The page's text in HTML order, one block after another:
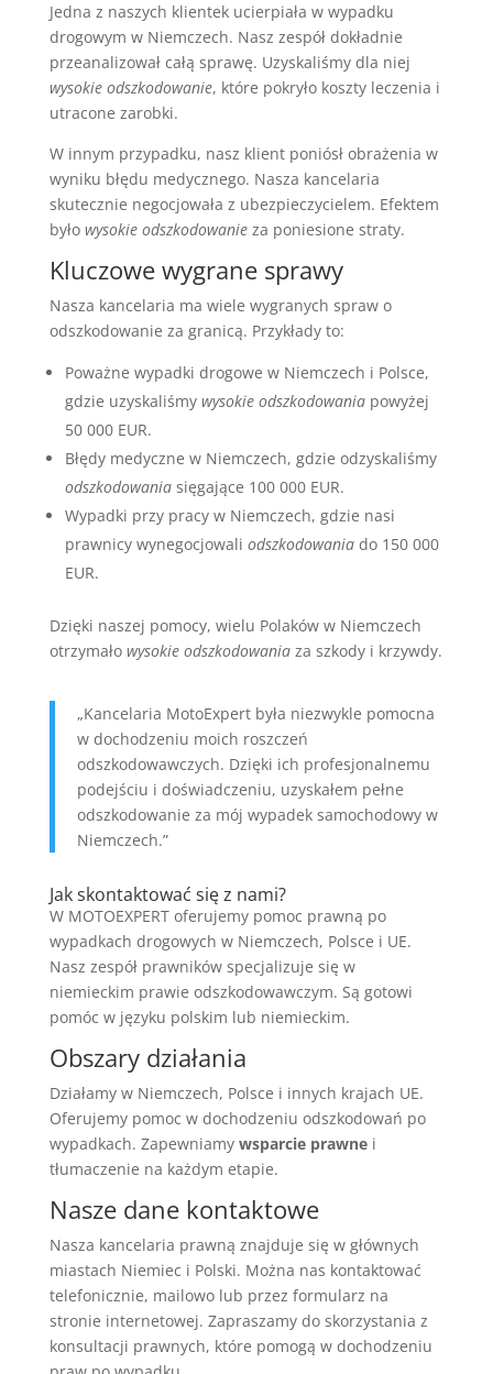
Jedna z naszych klientek ucierpiała w wypadku
drogowym w Niemczech. Nasz zespół dokładnie
przeanalizował całą sprawę. Uzyskaliśmy dla niej
wysokie odszkodowanie, które pokryło koszty leczenia i
utracone zarobki.
W innym przypadku, nasz klient poniósł obrażenia w
wyniku błędu medycznego. Nasza kancelaria
skutecznie negocjowała z ubezpieczycielem. Efektem
było wysokie odszkodowanieza poniesione straty.
Kluczowe wygrane sprawy
Nasza kancelaria ma wiele wygranych spraw o
odszkodowanie za granicą. Przykłady to:
Poważne wypadki drogowe w Niemczech i Polsce,
gdzie uzyskaliśmy wysokie odszkodowaniapowyżej
50 000 EUR.
Błędy medyczne w Niemczech, gdzie odzyskaliśmy
odszkodowaniasięgające 100 000 EUR.
Wypadki przy pracy w Niemczech, gdzie nasi
prawnicy wynegocjowali odszkodowaniado 150 000
EUR.
Dzięki naszej pomocy, wielu Polaków w Niemczech
otrzymało wysokie odszkodowaniaza szkody i krzywdy.
„Kancelaria MotoExpert była niezwykle pomocna
w dochodzeniu moich roszczeń
odszkodowawczych. Dzięki ich profesjonalnemu
podejściu i doświadczeniu, uzyskałem pełne
odszkodowanie za mój wypadek samochodowy w
Niemczech.”
Jak skontaktować się z nami?
W MOTOEXPERT oferujemy pomoc prawną po
wypadkach drogowych w Niemczech, Polsce i UE.
Nasz zespół prawników specjalizuje się w
niemieckim prawie odszkodowawczym. Są gotowi
pomóc w języku polskim lub niemieckim.
Obszary działania
Działamy w Niemczech, Polsce i innych krajach UE.
Oferujemy pomoc w dochodzeniu odszkodowań po
wypadkach. Zapewniamy wsparcie prawnei
tłumaczenie na każdym etapie.
Nasze dane kontaktowe
Nasza kancelaria prawną znajduje się w głównych
miastach Niemiec i Polski. Można nas kontaktować
telefonicznie, mailowo lub przez formularz na
stronie internetowej. Zapraszamy do skorzystania z
konsultacji prawnych, które pomogą w dochodzeniu